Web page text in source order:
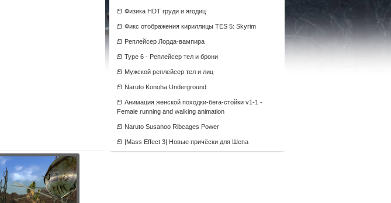
Физика HDT груди и ягодиц
Фикс отображения кириллицы TES 5: Skyrim
Реплейсер Лорда-вампира
Type 6 - Реплейсер тел и брони
Мужской реплейсер тел и лиц
Naruto Konoha Underground
Анимация женской походки-бега-стойки v1-1 -
Female running and walking animation
Naruto Susanoo Ribcages Power
|Mass Effect 3| Новые причёски для Шепа